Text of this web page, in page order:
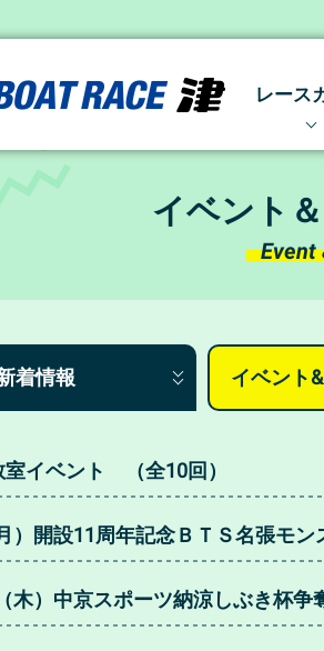
レース
レース
レース
メール
イベント
Event
着情報 イベント
イベント （全10回）
）開設11周年記念ＢＴＳ名張モン
木）中京スポーツ納涼しぶき杯争